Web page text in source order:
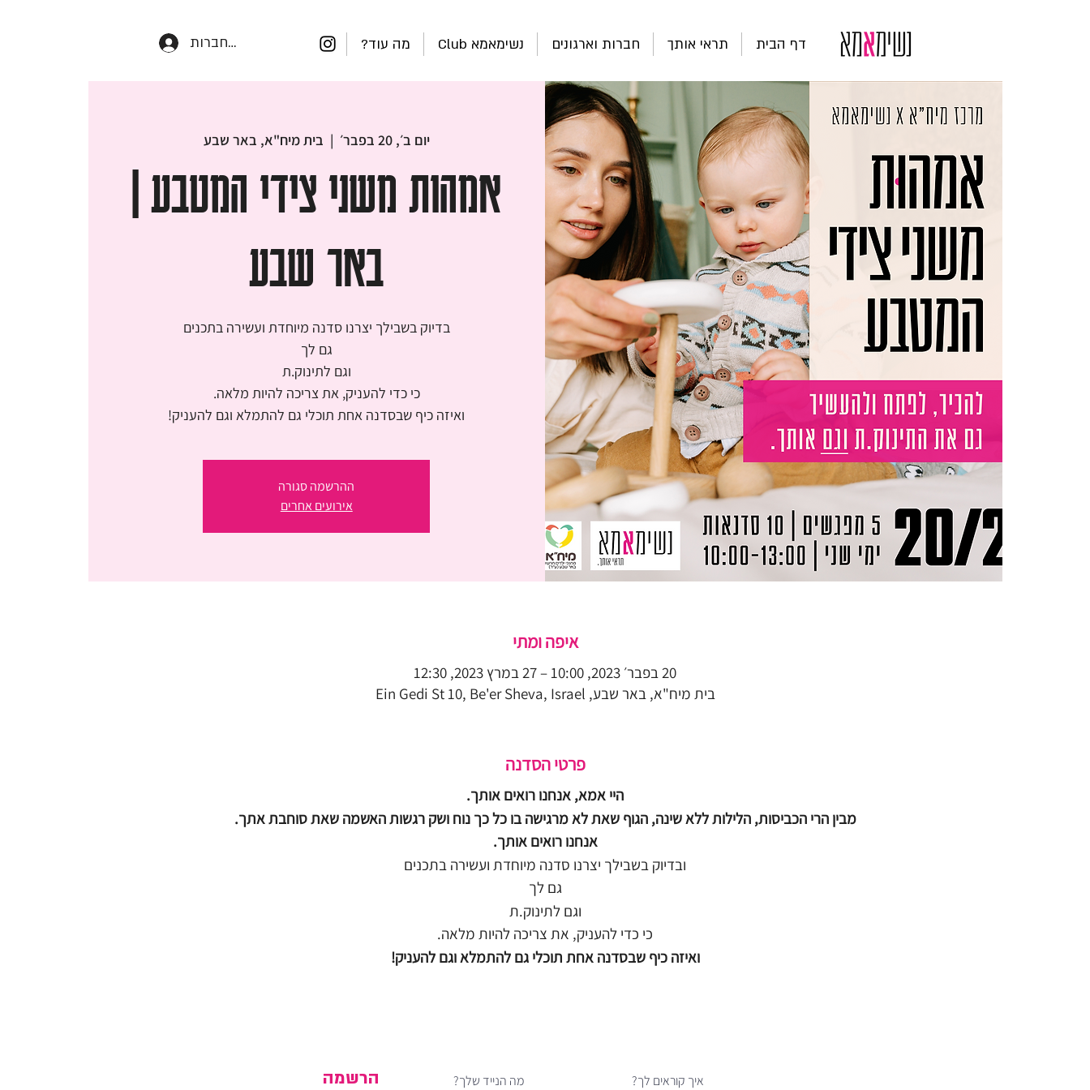
התחברות דף הבית תראי אותך חברות וארגונים נשימאמא Club מה עוד?
יום ב׳, 20 בפבר׳
  |
בית מיח"א, באר שבע
אמהות משני צידי המטבע |
באר שבע
ואיזה כיף שבסדנה אחת תוכלי גם להתמלא וגם להעניק!
ההרשמה סגורה
אירועים אחרים
איפה ומתי
20 בפבר׳ 2023, 10:00 – 27 במרץ 2023, 12:30
בית מיח"א, באר שבע, Ein Gedi St 10, Be'er Sheva, Israel
פרטי הסדנה
היי אמא, אנחנו רואים אותך.
מבין הרי הכביסות, הלילות ללא שינה, הגוף שאת לא מרגישה בו כל כך נוח ושק רגשות האשמה שאת סוחבת אתך.
אנחנו רואים אותך.
ובדיוק בשבילך יצרנו סדנה מיוחדת ועשירה בתכנים
גם לך
וגם לתינוק.ת
כי כדי להעניק, את צריכה להיות מלאה.
ואיזה כיף שבסדנה אחת תוכלי גם להתמלא וגם להעניק!
הרשמה